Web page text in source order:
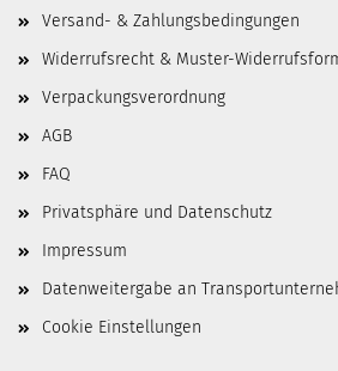
Versand- & Zahlungsbedingungen
Widerrufsrecht & Muster-
Verpackungsverordnung
AGB
FAQ
Privatsphäre und Datenschutz
Impressum
Datenweitergabe an
Cookie Einstellungen